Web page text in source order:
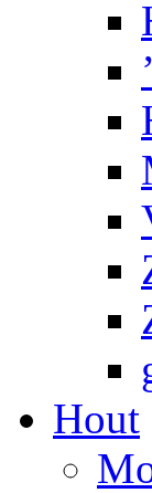
Hout